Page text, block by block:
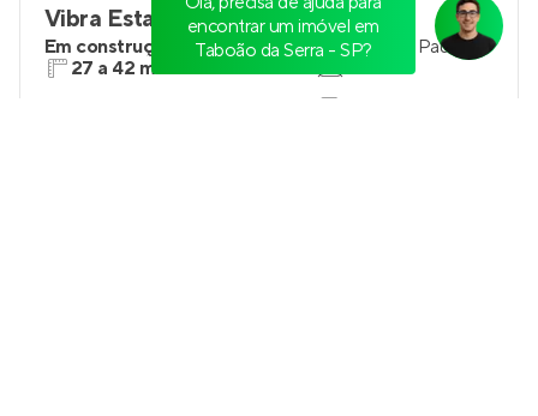
Vibra Estação Giovanni
Em construção naVila Nova das Belezas
São Paulo
27 a 42 m²
1